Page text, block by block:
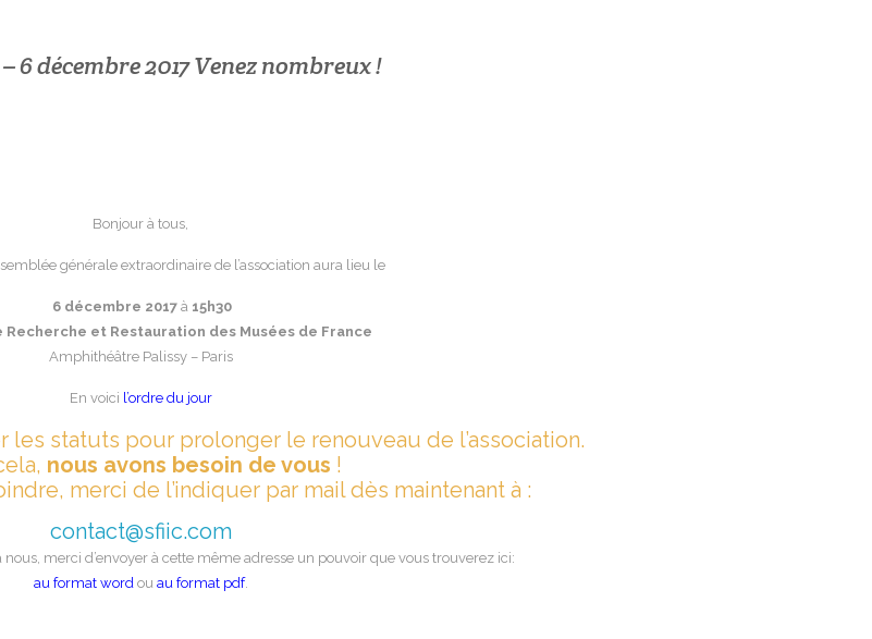
décembre 2017 Venez nombreux !
Bonjour à tous,
générale extraordinaire de l’association aura lieu le
6 décembre 2017 à 15h30
Recherche et Restauration des Musées de France
Amphithéâtre Palissy – Paris
En voici l’ordre du jour
les statuts pour prolonger le renouveau de l’association.
nous avons besoin de vous !
merci de l’indiquer par mail dès maintenant à :
contact@sfiic.com
merci d’envoyer à cette même adresse un pouvoir que vous trouverez ici:
au format wordou au format pdf.